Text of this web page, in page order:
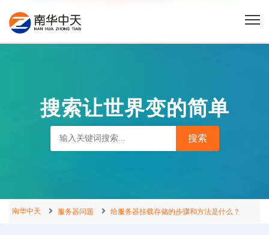
搜索让世界变的简单
南华中天 服务器问题 给服务器挂载存储的步骤和方法是什么？